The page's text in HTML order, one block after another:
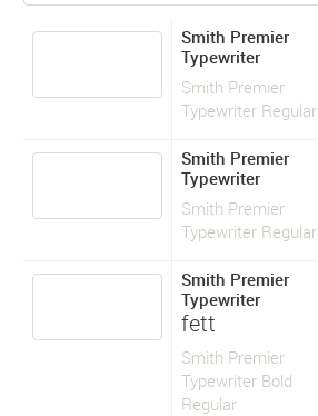
Smith Premier
Typewriter
Smith Premier
Typewriter Regular
Smith Premier
Typewriter
Smith Premier
Typewriter Regular
Smith Premier
Typewriter
fett
Smith Premier
Typewriter Bold
Regular